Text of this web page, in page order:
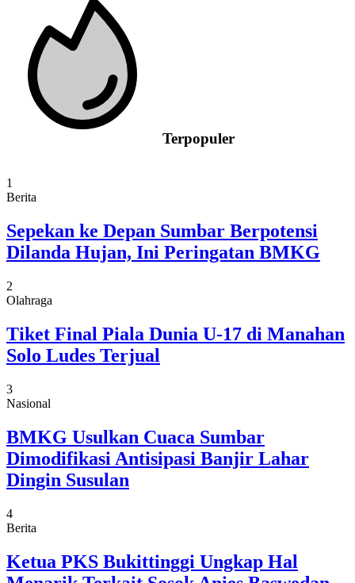
Terpopuler
1
Berita
Sepekan ke Depan Sumbar Berpotensi
Dilanda Hujan, Ini Peringatan BMKG
2
Olahraga
Tiket Final Piala Dunia U-17 di Manahan
Solo Ludes Terjual
3
Nasional
BMKG Usulkan Cuaca Sumbar
Dimodifikasi Antisipasi Banjir Lahar
Dingin Susulan
4
Berita
Ketua PKS Bukittinggi Ungkap Hal